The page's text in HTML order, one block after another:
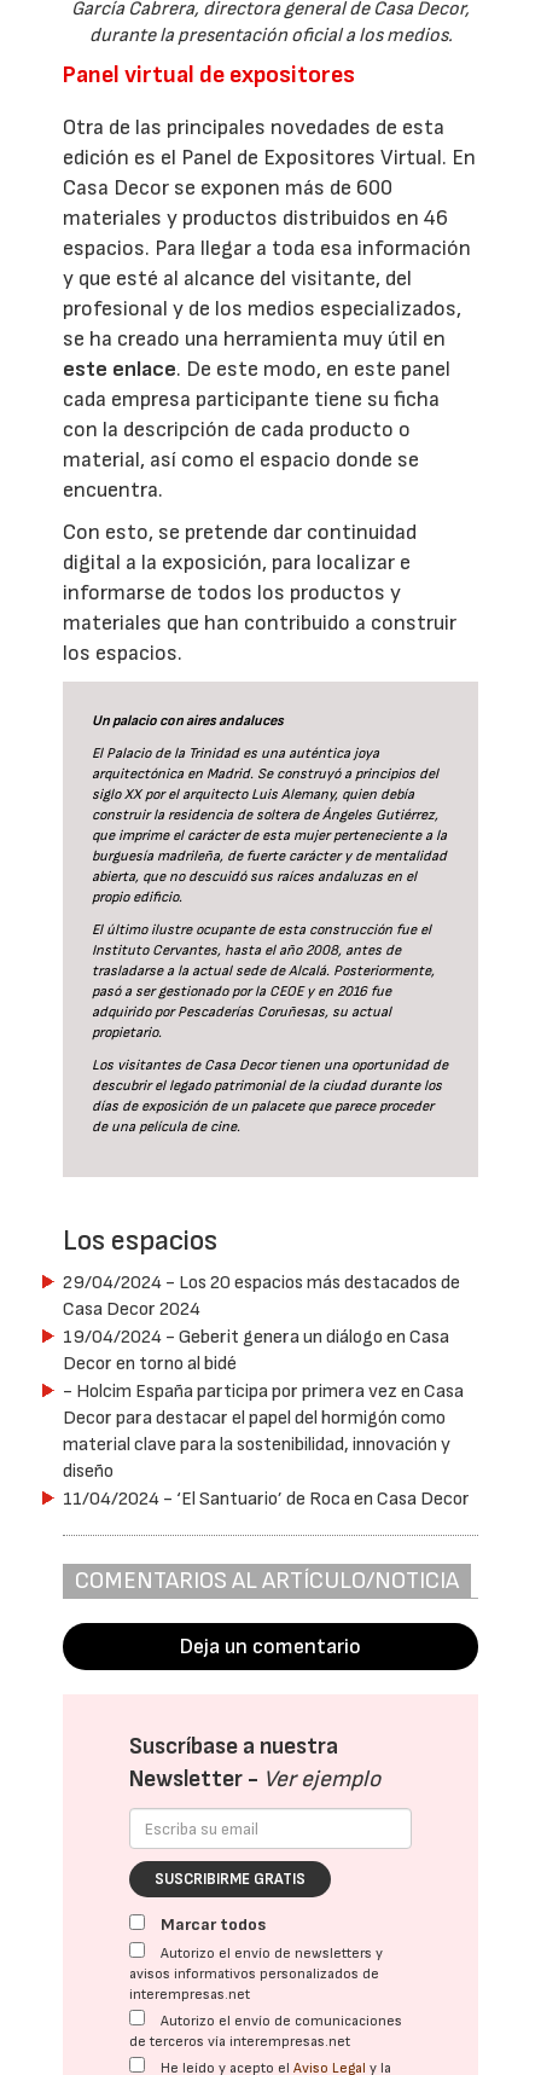
García Cabrera, directora general de Casa Decor,
durante la presentación oficial a los medios.
Panel virtual de expositores
Otra de las principales novedades de esta
edición es el Panel de Expositores Virtual. En
Casa Decor se exponen más de 600
materiales y productos distribuidos en 46
espacios. Para llegar a toda esa información
y que esté al alcance del visitante, del
profesional y de los medios especializados,
se ha creado una herramienta muy útil en
este enlace. De este modo, en este panel
cada empresa participante tiene su ficha
con la descripción de cada producto o
material, así como el espacio donde se
encuentra.
Con esto, se pretende dar continuidad
digital a la exposición, para localizar e
informarse de todos los productos y
materiales que han contribuido a construir
los espacios.
Un palacio con aires andaluces
El Palacio de la Trinidad es una auténtica joya
arquitectónica en Madrid. Se construyó a principios del
siglo XX por el arquitecto Luis Alemany, quien debía
construir la residencia de soltera de Ángeles Gutiérrez,
que imprime el carácter de esta mujer perteneciente a la
burguesía madrileña, de fuerte carácter y de mentalidad
abierta, que no descuidó sus raíces andaluzas en el
propio edificio.
El último ilustre ocupante de esta construcción fue el
Instituto Cervantes, hasta el año 2008, antes de
trasladarse a la actual sede de Alcalá. Posteriormente,
pasó a ser gestionado por la CEOE y en 2016 fue
adquirido por Pescaderías Coruñesas, su actual
propietario.
Los visitantes de Casa Decor tienen una oportunidad de
descubrir el legado patrimonial de la ciudad durante los
días de exposición de un palacete que parece proceder
de una película de cine.
Los espacios
29/04/2024 - Los 20 espacios más destacados de
Casa Decor 2024
19/04/2024 - Geberit genera un diálogo en Casa
Decor en torno al bidé
- Holcim España participa por primera vez en Casa
Decor para destacar el papel del hormigón como
material clave para la sostenibilidad, innovación y
diseño
11/04/2024 - ‘El Santuario’ de Roca en Casa Decor
COMENTARIOS AL ARTÍCULO/NOTICIA
Deja un comentario
Suscríbase a nuestra
Newsletter - Ver ejemplo
SUSCRIBIRME GRATIS
Marcar todos
Autorizo el envío de newsletters y
avisos informativos personalizados de
interempresas.net
Autorizo el envío de comunicaciones
de terceros vía interempresas.net
He leído y acepto elAviso Legal y la